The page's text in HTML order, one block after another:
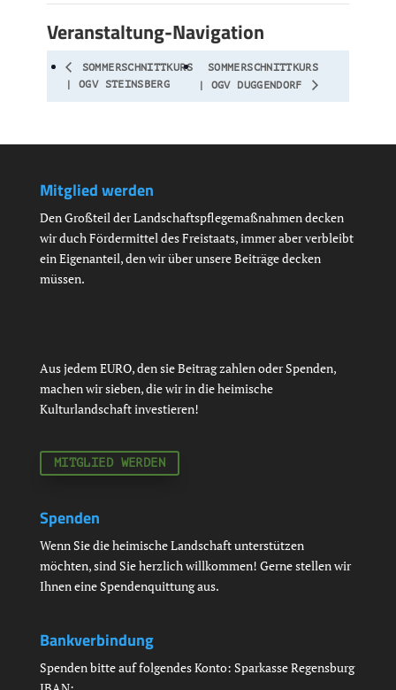
Veranstaltung-Navigation
SOMMERSCHNITTKURS
| OGV STEINSBERG
SOMMERSCHNITTKURS
| OGV DUGGENDORF
Mitglied werden
Den Großteil der Landschaftspflegemaßnahmen decken
wir duch Fördermittel des Freistaats, immer aber verbleibt
ein Eigenanteil, den wir über unsere Beiträge decken
müssen.
Aus jedem EURO, den sie Beitrag zahlen oder Spenden,
machen wir sieben, die wir in die heimische
Kulturlandschaft investieren!
MITGLIED WERDEN
Spenden
Wenn Sie die heimische Landschaft unterstützen
möchten, sind Sie herzlich willkommen! Gerne stellen wir
Ihnen eine Spendenquittung aus.
Bankverbindung
Spenden bitte auf folgendes Konto: Sparkasse Regensburg